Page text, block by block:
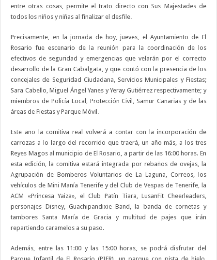
entre otras cosas, permite el trato directo con Sus Majestades de
todos los niños y niñas al finalizar el desfile.
Precisamente, en la jornada de hoy, jueves, el Ayuntamiento de El
Rosario fue escenario de la reunión para la coordinación de los
efectivos de seguridad y emergencias que velarán por el correcto
desarrollo de la Gran Cabalgata, y que contó con la presencia de los
concejales de Seguridad Ciudadana, Servicios Municipales y Fiestas;
Sara Cabello, Miguel Ángel Yanes y Yeray Gutiérrez respectivamente; y
miembros de Policía Local, Protección Civil, Samur Canarias y de las
áreas de Fiestas y Parque Móvil.
Este año la comitiva real volverá a contar con la incorporación de
carrozas a lo largo del recorrido que traerá, un año más, a los tres
Reyes Magos al municipio de El Rosario, a partir de las 16:00 horas. En
esta edición, la comitiva estará integrada por rebaños de ovejas, la
Agrupación de Bomberos Voluntarios de La Laguna, Correos, los
vehículos de Mini Manía Tenerife y del Club de Vespas de Tenerife, la
ACM «Princesa Yaiza», el Club Patín Tiara, LusanFit Cheerleaders,
personajes Disney, Guachipandixie Band, la banda de cornetas y
tambores Santa María de Gracia y multitud de pajes que irán
repartiendo caramelos a su paso.
Además, entre las 11:00 y las 15:00 horas, se podrá disfrutar del